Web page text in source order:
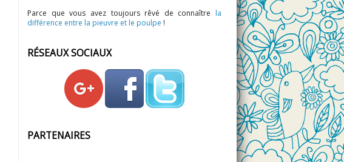
Parce que vous avez toujours rêvé de connaître la
différence entre la pieuvre et le poulpe !
RÉSEAUX SOCIAUX
PARTENAIRES